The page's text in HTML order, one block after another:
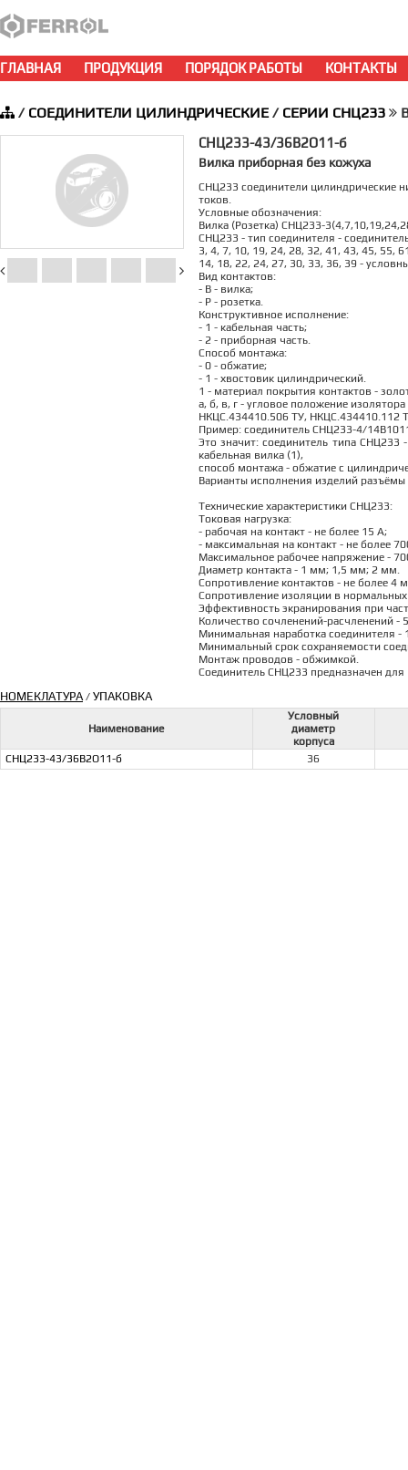
ГЛАВНАЯ ПРОДУКЦИЯ ПОРЯДОК РАБОТЫ КОНТАКТЫ
/ СОЕДИНИТЕЛИ ЦИЛИНДРИЧЕСКИЕ/ СЕРИИ СНЦ233
СНЦ233-43/36В2О11-б
Вилка приборная без кожуха
СНЦ233 соединители цилиндрические
токов.
Условные обозначения:
Вилка (Розетка) СНЦ233-
СНЦ233 - тип соединителя -
3, 4, 7, 10, 19, 24, 28, 32, 41, 43, 45, 55,
14, 18, 22, 24, 27, 30, 33, 36, 39 -
Вид контактов:
- В - вилка;
- Р - розетка.
Конструктивное исполнение:
- 1 - кабельная часть;
- 2 - приборная часть.
Способ монтажа:
- 0 - обжатие;
- 1 - хвостовик цилиндрический.
1 - материал покрытия контактов -
а, б, в, г - угловое положение
НКЦС.434410.506 ТУ, НКЦС.434410.112
Пример: соединитель СНЦ233-4/
Это значит: соединитель типа СНЦ233
кабельная вилка (1),
способ монтажа - обжатие с
Варианты исполнения изделий
Технические характеристики СНЦ233:
Токовая нагрузка:
- рабочая на контакт - не более 15 А;
- максимальная на контакт - не более
Максимальное рабочее напряжение -
Диаметр контакта - 1 мм; 1,5 мм; 2 мм.
Сопротивление контактов - не более 4
Сопротивление изоляции в
Эффективность экранирования при
Количество сочленений-расчленений -
Минимальная наработка соединителя -
Минимальный срок сохраняемости
Монтаж проводов - обжимкой.
Соединитель СНЦ233 предназначен
НОМЕКЛАТУРА/ УПАКОВКА
Наименование
Условный
диаметр
корпуса
СНЦ233-43/36В2О11-б
36